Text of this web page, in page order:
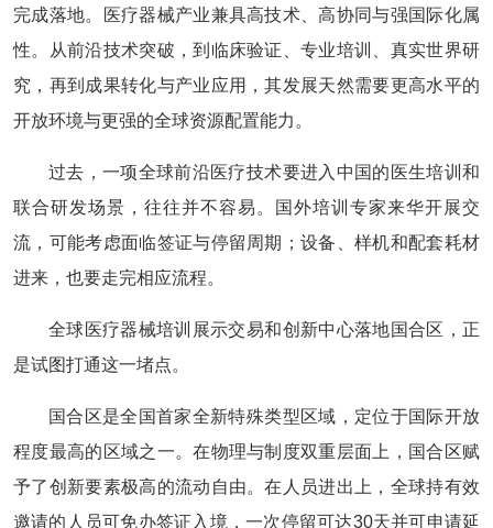
完成落地。医疗器械产业兼具高技术、高协同与强国际化属
性。从前沿技术突破，到临床验证、专业培训、真实世界研
究，再到成果转化与产业应用，其发展天然需要更高水平的
开放环境与更强的全球资源配置能力。
过去，一项全球前沿医疗技术要进入中国的医生培训和
联合研发场景，往往并不容易。国外培训专家来华开展交
流，可能考虑面临签证与停留周期；设备、样机和配套耗材
进来，也要走完相应流程。
全球医疗器械培训展示交易和创新中心落地国合区，正
是试图打通这一堵点。
国合区是全国首家全新特殊类型区域，定位于国际开放
程度最高的区域之一。在物理与制度双重层面上，国合区赋
予了创新要素极高的流动自由。在人员进出上，全球持有效
邀请的人员可免办签证入境，一次停留可达30天并可申请延